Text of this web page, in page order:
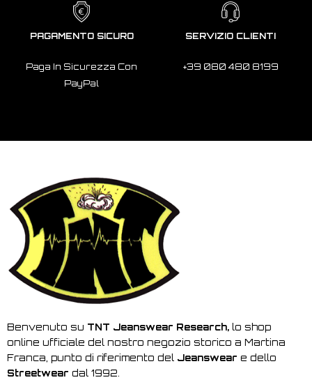
PAGAMENTO SICURO
Paga In Sicurezza Con
PayPal
SERVIZIO CLIENTI
+39 080 480 8199
Benvenuto su TNT Jeanswear Research, lo shop
online ufficiale del nostro negozio storico a Martina
Franca, punto di riferimento del Jeanswear e dello
Streetwear dal 1992.